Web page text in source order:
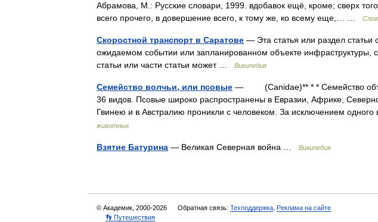
Абрамова, М.: Русские словари, 1999. вдобавок ещё, кроме; сверх
всего прочего, в довершение всего, к тому же, ко всему еще,… …
Скоростной транспорт в Саратове — Эта статья или раздел
ожидаемом событии или запланированном объекте инфраструктуры,
статьи или части статьи может …
Википедия
Семейство волчьи, или псовые — (Canidae)** * * Семейство
36 видов. Псовые широко распространены в Евразии, Африке,
Гвинею и в Австралию проникли с человеком. За исключением
животных
Взятие Батурина — Великая Северная война … Википедия
© Академик, 2000-2026 Обратная связь: Техподдержка Реклама на сайте
👣 Путешествия